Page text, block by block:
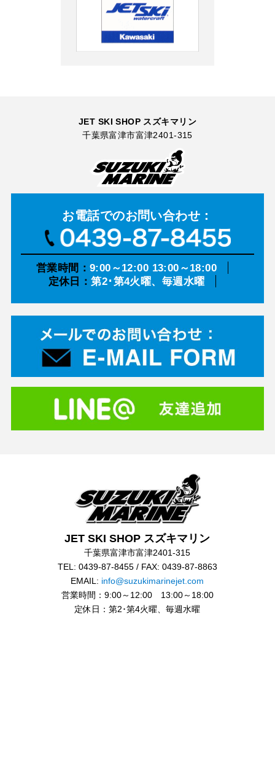
JET SKI SHOP スズキマリン
千葉県富津市富津2401-315
お電話でのお問い合わせ：
営業時間： 9:00～12:00 13:00～18:00
定休日：第2･第4火曜、毎週水曜
JET SKI SHOP スズキマリン
千葉県富津市富津2401-315
TEL: 0439-87-8455 / FAX: 0439-87-8863
EMAIL: info@suzukimarinejet.com
営業時間：9:00～12:00 13:00～18:00
定休日：第2･第4火曜、毎週水曜